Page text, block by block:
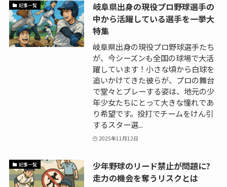
記事一覧
岐阜県出身の現役プロ野球選手の
中から活躍している選手を一挙大
特集
岐阜県出身の現役プロ野球選手たち
が、今シーズンも全国の球場で大活
躍しています！小さな頃から白球を
追いかけてきた彼らが、プロの舞台
で堂々とプレーする姿は、地元の少
年少女たちにとって大きな憧れであ
り希望です。投打でチームをけん引
するスター選...
2025年11月12日
記事一覧
少年野球のリード禁止が問題に?
走力の機会を奪うリスクとは